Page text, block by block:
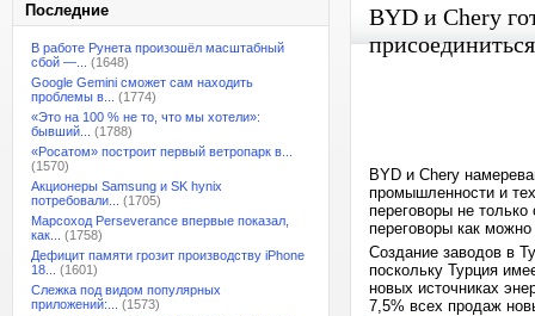
Последние
В работе Рунета произошёл масштабный
сбой —...
(1648)
Google Gemini сможет сам находить
проблемы в...
(1774)
«Это на 100 % не то, что мы хотели»:
бывший...
(1788)
«Росатом» построит первый ветропарк в...
(1570)
Акционеры Samsung и SK hynix
потребовали...
(1705)
Марсоход Perseverance впервые показал,
как...
(1758)
Дефицит памяти грозит производству iPhone
18...
(1601)
Слежка под видом популярных
приложений:...
(1573)
BYD и Chery
BYD и Chery
промышленности и
переговоры не
переговоры как
Создание заводов в
поскольку Турция
новых источниках
7,5% всех продаж